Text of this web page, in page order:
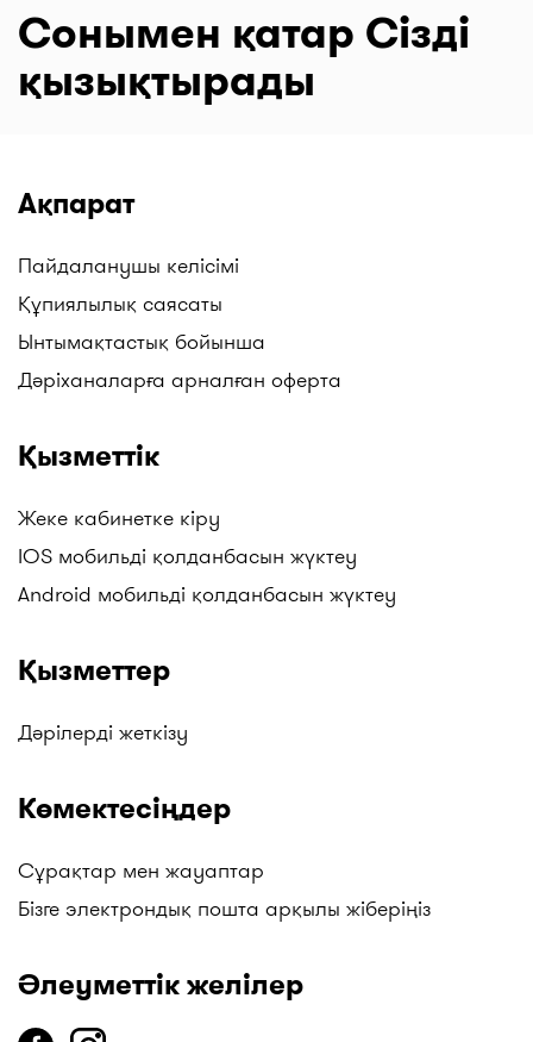
Сонымен қатар Сізді
қызықтырады
Ақпарат
Пайдаланушы келісімі
Құпиялылық саясаты
Ынтымақтастық бойынша
Дәріханаларға арналған оферта
Қызметтік
Жеке кабинетке кіру
IOS мобильді қолданбасын жүктеу
Android мобильді қолданбасын жүктеу
Қызметтер
Дәрілерді жеткізу
Көмектесіңдер
Сұрақтар мен жауаптар
Бізге электрондық пошта арқылы жіберіңіз
Әлеуметтік желілер